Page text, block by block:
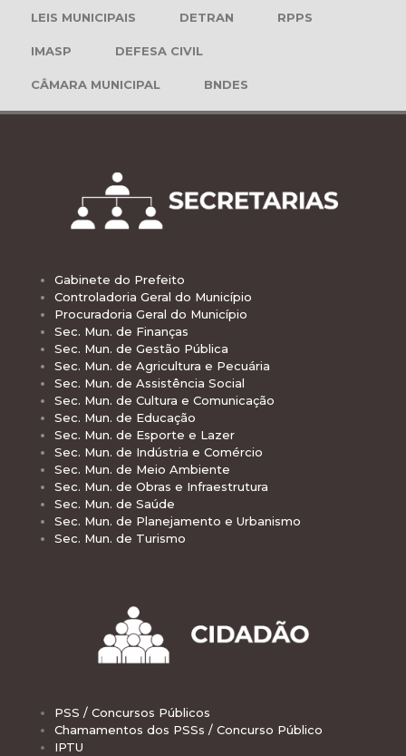
LEIS MUNICIPAIS DETRAN RPPS
IMASP DEFESA CIVIL
CÂMARA MUNICIPAL BNDES
Gabinete do Prefeito
Controladoria Geral do Município
Procuradoria Geral do Município
Sec. Mun. de Finanças
Sec. Mun. de Gestão Pública
Sec. Mun. de Agricultura e Pecuária
Sec. Mun. de Assistência Social
Sec. Mun. de Cultura e Comunicação
Sec. Mun. de Educação
Sec. Mun. de Esporte e Lazer
Sec. Mun. de Indústria e Comércio
Sec. Mun. de Meio Ambiente
Sec. Mun. de Obras e Infraestrutura
Sec. Mun. de Saúde
Sec. Mun. de Planejamento e Urbanismo
Sec. Mun. de Turismo
PSS / Concursos Públicos
Chamamentos dos PSSs / Concurso Público
IPTU